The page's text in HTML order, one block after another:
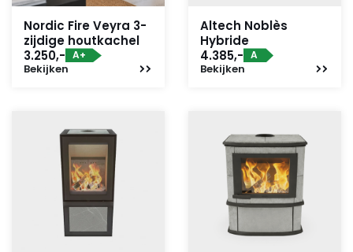
Nordic Fire Veyra 3-
zijdige houtkachel
3.250,- A+
Bekijken
Altech Noblès
Hybride
4.385,- A
Bekijken